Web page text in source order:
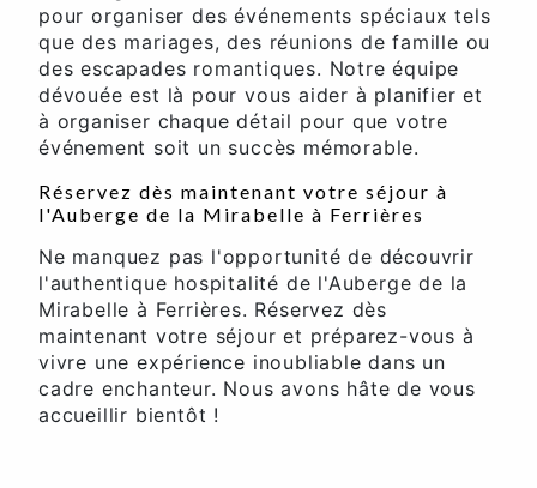
pour organiser des événements spéciaux tels
que des mariages, des réunions de famille ou
des escapades romantiques. Notre équipe
dévouée est là pour vous aider à planifier et
à organiser chaque détail pour que votre
événement soit un succès mémorable.
Réservez dès maintenant votre séjour à
l'Auberge de la Mirabelle à Ferrières
Ne manquez pas l'opportunité de découvrir
l'authentique hospitalité de l'Auberge de la
Mirabelle à Ferrières. Réservez dès
maintenant votre séjour et préparez-vous à
vivre une expérience inoubliable dans un
cadre enchanteur. Nous avons hâte de vous
accueillir bientôt !